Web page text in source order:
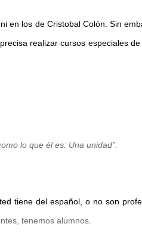
en los de Cristobal Colón. Sin
realizar cursos especiales
lo que él es: Una unidad".
tiene del español, o no son
tenemos alumnos.